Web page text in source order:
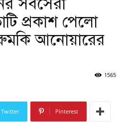
প্রকাশ পেলো
আনোয়ারের
1565
Twitter Pinterest